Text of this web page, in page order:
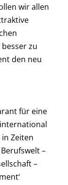
wir allen
zu
den neu
für eine
Zeiten
–
–